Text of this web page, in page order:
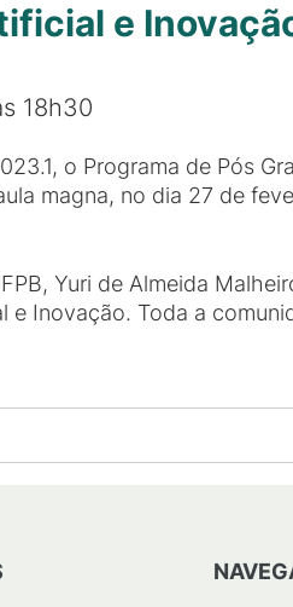
e
18h30
o Programa de Pós
magna, no dia 27 de
Yuri de Almeida
e Inovação. Toda a